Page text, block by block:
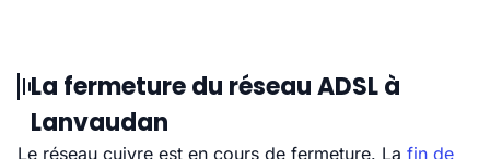
La fermeture du réseau ADSL à
Lanvaudan
Le réseau cuivre est en cours de fermeture. La fin de